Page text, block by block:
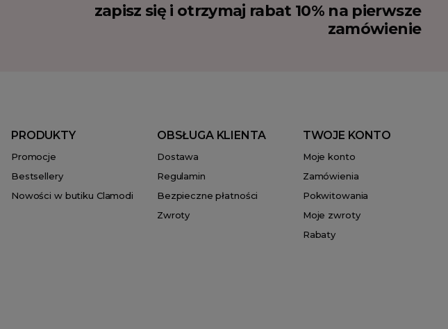
zapisz się i otrzymaj rabat 10% na pierwsze
zamówienie
PRODUKTY
Promocje
Bestsellery
Nowości w butiku Clamodi
OBSŁUGA KLIENTA
Dostawa
Regulamin
Bezpieczne płatności
Zwroty
TWOJE KONTO
Moje konto
Zamówienia
Pokwitowania
Moje zwroty
Rabaty